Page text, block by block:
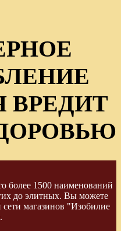
ВРЕДИТ
более 1500 наименований
до элитных. Вы можете
сети магазинов "Изобилие